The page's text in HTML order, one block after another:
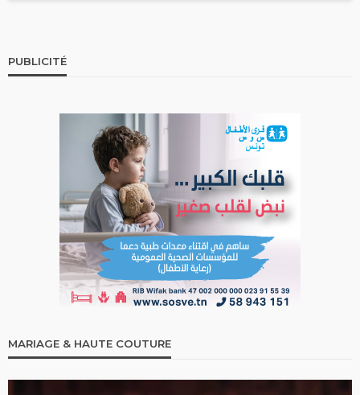
PUBLICITÉ
MARIAGE & HAUTE COUTURE